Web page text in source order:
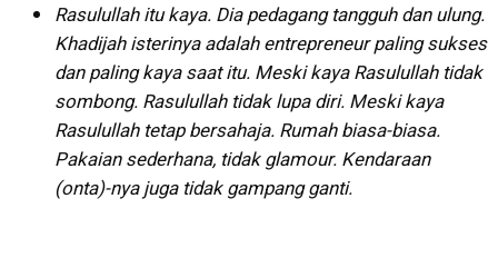
Rasulullah itu kaya. Dia pedagang tangguh dan ulung.
Khadijah isterinya adalah entrepreneur paling sukses
dan paling kaya saat itu. Meski kaya Rasulullah tidak
sombong. Rasulullah tidak lupa diri. Meski kaya
Rasulullah tetap bersahaja. Rumah biasa-biasa.
Pakaian sederhana, tidak glamour. Kendaraan
(onta)-nya juga tidak gampang ganti.